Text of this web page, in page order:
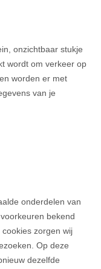
onzichtbaar stukje
wordt om verkeer op
worden er met
van je
onderdelen van
bekend
zorgen wij
Op deze
dezelfde